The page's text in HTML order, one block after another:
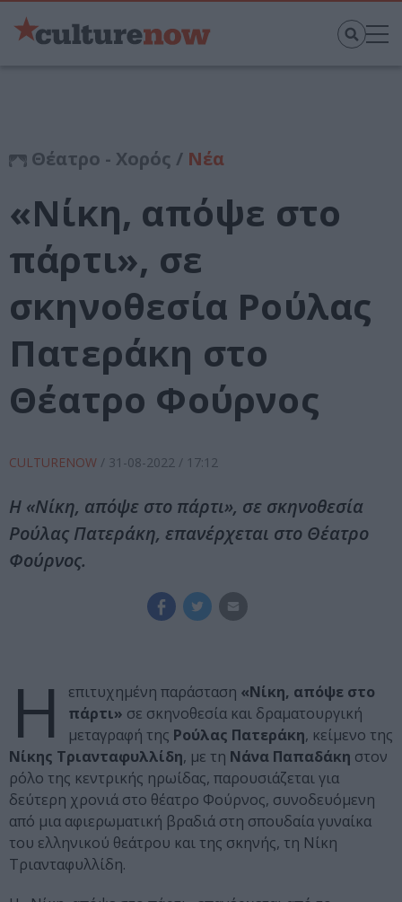
Θέατρο - Χορός / Νέα
«Νίκη, απόψε στο
πάρτι», σε
σκηνοθεσία Ρούλας
Πατεράκη στο
Θέατρο Φούρνος
CULTURENOW / 31-08-2022 / 17:12
Η «Νίκη, απόψε στο πάρτι», σε σκηνοθεσία
Ρούλας Πατεράκη, επανέρχεται στο Θέατρο
Φούρνος.
Η επιτυχημένη παράσταση «Νίκη, απόψε στο
πάρτι» σε σκηνοθεσία και δραματουργική
μεταγραφή της Ρούλας Πατεράκη, κείμενο της
Νίκης Τριανταφυλλίδη, με τη Νάνα Παπαδάκη στον
ρόλο της κεντρικής ηρωίδας, παρουσιάζεται για
δεύτερη χρονιά στο θέατρο Φούρνος, συνοδευόμενη
από μια αφιερωματική βραδιά στη σπουδαία γυναίκα
του ελληνικού θεάτρου και της σκηνής, τη Νίκη
Τριανταφυλλίδη.